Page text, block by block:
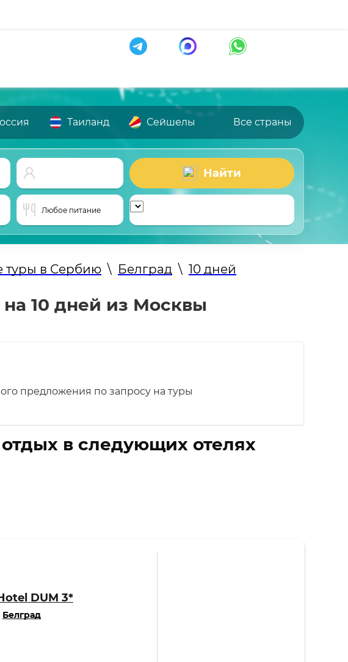
Таиланд Сейшелы Все страны
Найти
Любое питание
туры в Сербию \ Белград \ 10 дней
10 дней из Москвы
предложения по запросу на туры
в следующих отелях
DUM 3*
Белград